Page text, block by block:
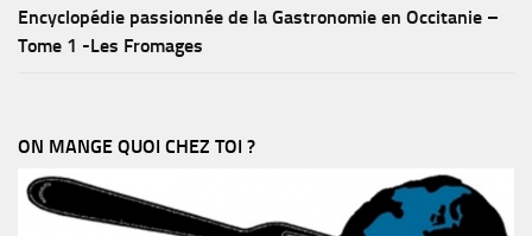
Encyclopédie passionnée de la Gastronomie en Occitanie –
Tome 1 -Les Fromages
ON MANGE QUOI CHEZ TOI ?